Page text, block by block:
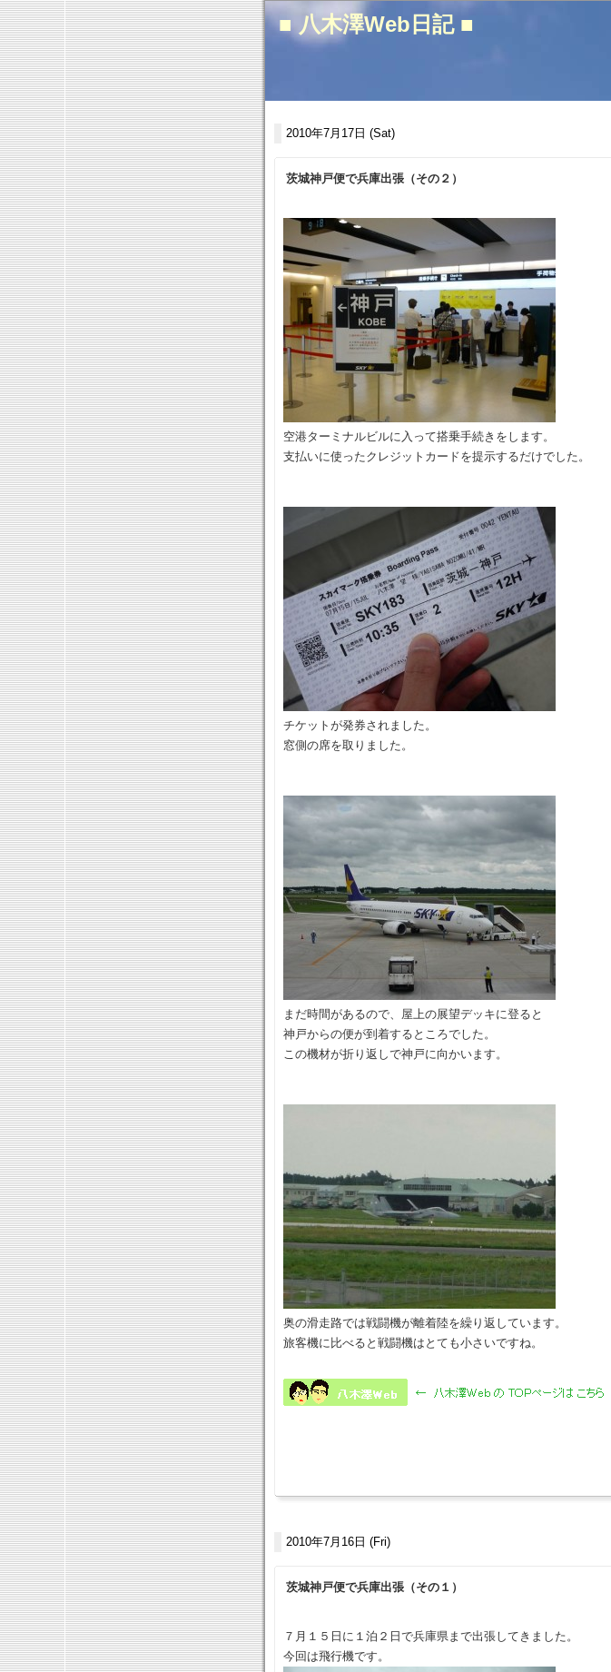
■ 八木澤Web日記 ■
2010年7月17日 (Sat)
茨城神戸便で兵庫出張（その２）
空港ターミナルビルに入って搭乗手続きをします。
支払いに使ったクレジットカードを提示するだけでした。
チケットが発券されました。
窓側の席を取りました。
まだ時間があるので、屋上の展望デッキに登ると
神戸からの便が到着するところでした。
この機材が折り返しで神戸に向かいます。
奥の滑走路では戦闘機が離着陸を繰り返しています。
旅客機に比べると戦闘機はとても小さいですね。
2010年7月16日 (Fri)
茨城神戸便で兵庫出張（その１）
７月１５日に１泊２日で兵庫県まで出張してきました。
今回は飛行機です。